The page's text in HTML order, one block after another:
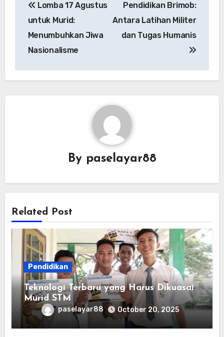
navigation
Lomba 17 Agustus
untuk Murid:
Menumbuhkan Jiwa
Nasionalisme
Pendidikan Brimob:
Antara Latihan Militer
dan Tugas Humanis
By paselayar88
Related Post
Pendidikan
Teknologi Terbaru yang Harus Dikuasai
Murid STM
paselayar88 October 20, 2025